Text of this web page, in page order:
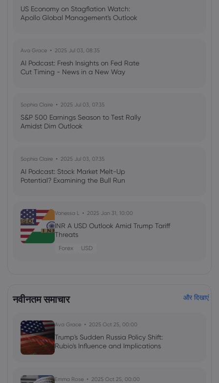
US Economy on Stagflation Watch:
Apollo Global Management's Outlook
Ava Grace 2025 Jul 03, 08:35
AI Podcast: Fresh Insights on Fed Rate
Cut Timing - News in a New Way
Sophia Claire 2025 Jul 03, 07:35
S&P 500 Earnings Season to Test Rally
Amidst Dim Outlook
Sophia Claire 2025 Jul 03, 07:35
AI Podcast: Stock Market Melt-Up
Potential? Examining the Bull Run
Vanessa L 2025 Jan 31, 10:00
INR A USD Outlook Amid Trump Tariff
Threats
Forex USD
नवीनतम समाचार और दिखाएं
Ava Grace 2025 Oct 25, 00:00
Trump's Sudden Russia Policy Shift:
Rubio's Influence and Implications
Emma Rose 2025 Oct 25, 00:00